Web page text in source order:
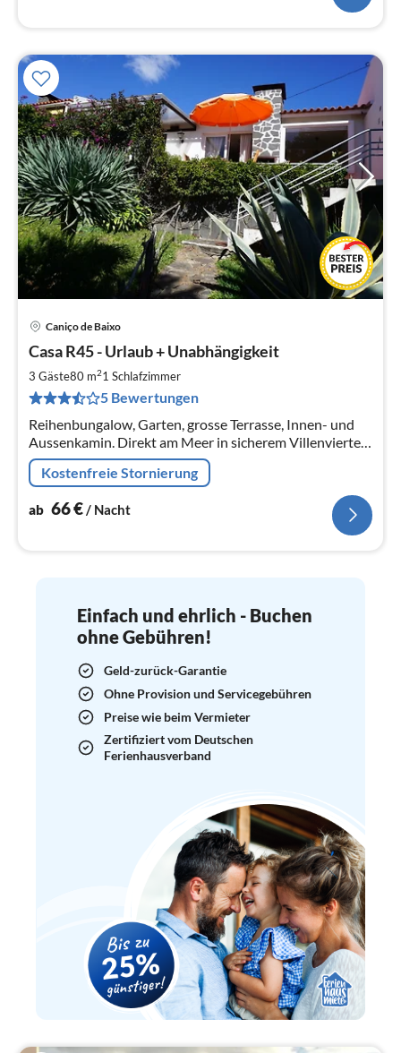
Caniço de Baixo
Casa R45 - Urlaub + Unabhängigkeit
3 Gäste80 m21 Schlafzimmer
5 Bewertungen
Reihenbungalow, Garten, grosse Terrasse, Innen- und
Aussenkamin. Direkt am Meer in sicherem Villenviertel.
Palmendurchwachsener Meeresblick. Meeresbad mit
Aufzug 50m, Tauchschule.
Kostenfreie Stornierung
ab 66€/ Nacht
Einfach und ehrlich - Buchen
ohne Gebühren!
Geld-zurück-Garantie
Ohne Provision und Servicegebühren
Preise wie beim Vermieter
Zertifiziert vom Deutschen
Ferienhausverband